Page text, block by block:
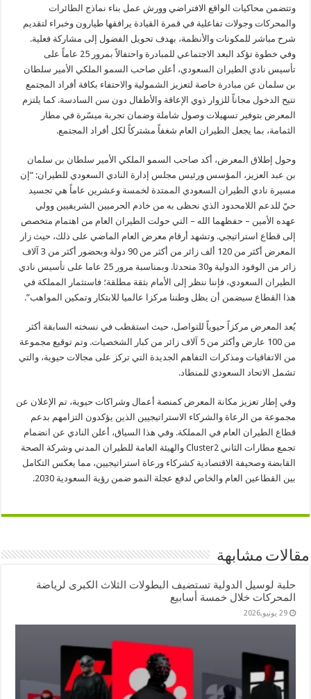
وتتضمن محاكيات الواقع الافتراضي وورش عمل بناء نماذج الطائرات
والمحركات وجولات تفاعلية في قمرة القيادة يرافقها طيارون وخبراء لتقديم
شرح مباشر للمكونات والأنظمة، بهدف تحويل الفضول إلى مشاركة فعلية.
وفي خطوة تؤكد البعد الاجتماعي للمبادرة واحتفالاً بمرور 25 عاماً على
تأسيس نادي الطيران السعودي، أعلن صاحب السمو الملكي الأمير سلطان
بن سلمان عن مبادرة خاصة لتعزيز الشمولية والاحتفاء بكافة أفراد المجتمع
تتيح الدخول مجاناً للزوار ذوي الإعاقة والأطفال دون سن السادسة. كما يلتزم
المعرض بتوفير تسهيلات وصول شاملة وضمان تجربة ميسّرة في مطار
الثمامة، بما يجعل الطيران العام شغفاً مشتركاً لكل أفراد المجتمع.
وحول إطلاق المعرض، أكد صاحب السمو الملكي الأمير سلطان بن سلمان
بن عبد العزيز، المؤسس ورئيس مجلس إدارة النادي السعودي للطيران: “إن
مسيرة نادي الطيران السعودي الممتدة لخمسة وعشرين عاماً هي تجسيد
حيّ للدعم اللامحدود الذي نحظى به من خادم الحرميين الشريفيين وولي
عهده الأمين – حفظهما الله – التي حولت الطيران العام من اهتمام متخصص
إلى قطاع استراتيجي. وتشهد أرقام معرض العام الماضي على ذلك، حيث زار
المعرض أكثر من 120 ألف زائر من أكثر من 90 دولة وبحضور أكثر من 3 آلاف
زائر من الوفود الدولية و30 متحدثا. وبمناسبة مرور 25 عاما على تأسيس نادي
الطيران السعودي، فإننا ننظر إلى الأمام بثقة مطلقة؛ فاستثمار المملكة في
هذا القطاع سيضمن أن يظل وطننا مركزا عالميا للابتكار وتمكين المواهب”.
يُعد المعرض مركزاً حيوياً للتواصل، حيث استقطب في نسخته السابقة أكثر
من 100 عارض وأكثر من 5 آلاف زائر من كبار الشخصيات. وتم توقيع مجموعة
من الاتفاقيات ومذكرات التفاهم الجديدة التي تركز على مجالات حيوية، والتي
تشمل الاتحاد السعودي للمنطاد.
وفي إطار تعزيز مكانة المعرض كمنصة أعمال وشراكات حيوية، تم الإعلان عن
مجموعة من الرعاة والشركاء الاستراتيجيين الذين يؤكدون التزامهم بدعم
قطاع الطيران العام في المملكة. وفي هذا السياق، أعلن النادي عن انضمام
تجمع مطارات الثاني Cluster2 والهيئة العامة للطيران المدني وشركة الصحة
القابضة وصحيفة الاقتصادية كشركاء ورعاة استراتيجيين، مما يعكس التكامل
بين القطاعين العام والخاص لدفع عجلة النمو ضمن رؤية السعودية 2030.
مقالات مشابهة
حلبة لوسيل الدولية تستضيف البطولات الثلاث الكبرى لرياضة
المحركات خلال خمسة أسابيع
29 يونيو,2026